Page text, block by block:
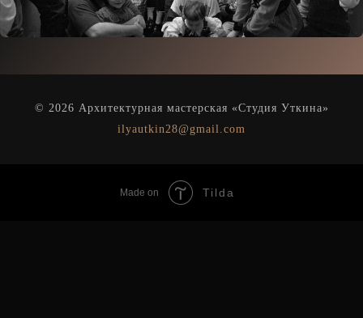
© 2026 Архитектурная мастерская «Студия Уткина»
ilyautkin28@gmail.com
Made on Tilda